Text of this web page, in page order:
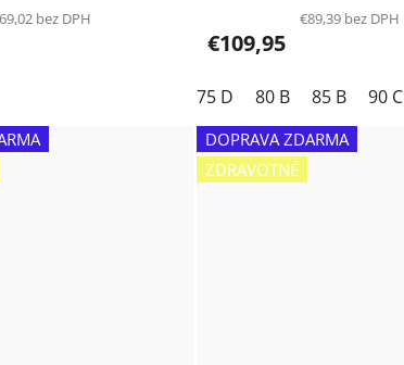
bez DPH €89,39 bez DPH
€109,95
75 D 80 B 85 B 90 C
DOPRAVA ZDARMA
ZDRAVOTNÉ